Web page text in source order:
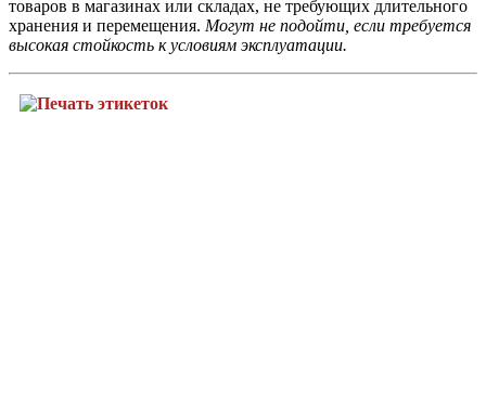
товаров в магазинах или складах, не требующих длительного
хранения и перемещения. Могут не подойти, если требуется
высокая стойкость к условиям эксплуатации.